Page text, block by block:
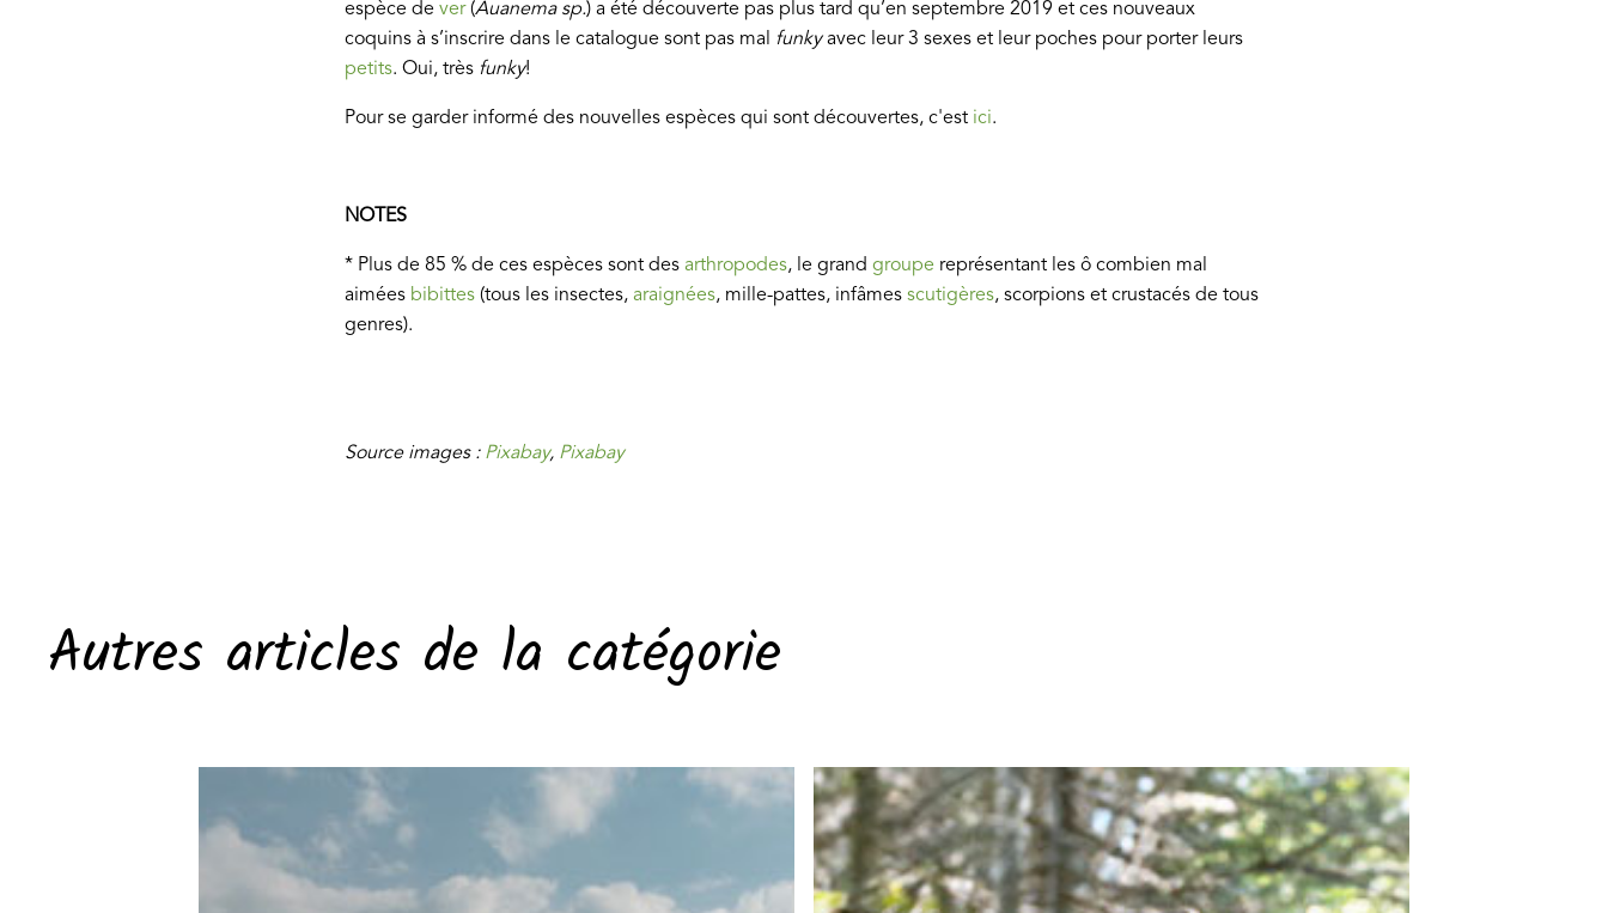
espèce de ver(Auanema sp.) a été découverte pas plus tard qu’en septembre 2019 et ces nouveaux
coquins à s’inscrire dans le catalogue sont pas mal funkyavec leur 3 sexes et leur poches pour porter leurs
petits. Oui, très funky!
Pour se garder informé des nouvelles espèces qui sont découvertes, c'est ici.
NOTES
* Plus de 85 % de ces espèces sont des arthropodes, le grand groupe représentant les ô combien mal
aimées bibittes (tous les insectes, araignées, mille-pattes, infâmes scutigères, scorpions et crustacés de tous
genres).
Source images : Pixabay, Pixabay
Autres articles de la catégorie